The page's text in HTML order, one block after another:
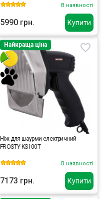
Купити
В наявності
5990 грн.
Купити
Найкраща ціна
Ніж для шаурми електричний
FROSTY KS100T
В наявності
7173 грн.